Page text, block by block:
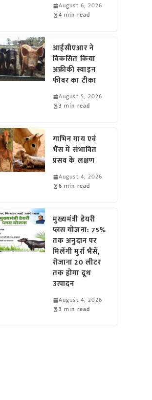
August 6, 2026
4 min read
आईसीएआर ने
विकसित किया
अफ्रीकी स्वाइन
फीवर का टीका
August 5, 2026
3 min read
गाभिन गाय एवं
भैंस में संभावित
प्रसव के लक्षण
August 4, 2026
6 min read
मुख्यमंत्री डेयरी
प्लस योजना: 75%
तक अनुदान पर
मिलेंगी मुर्रा भैंसें,
रोजाना 20 लीटर
तक होगा दूध
उत्पादन
August 4, 2026
3 min read